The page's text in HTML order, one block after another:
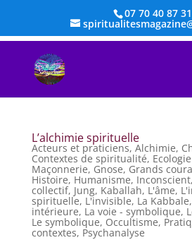
07 70 40 87 31
L’alchimie spirituelle
Acteurs et praticiens, Alchimie,
Contextes de spiritualité,
Maçonnerie, Gnose, Grands
Histoire, Humanisme, Inconscient,
collectif, Jung, Kaballah, L'âme,
spirituelle, L'invisible, La Kabbale,
intérieure, La voie - symbolique,
Le symbolique, Occultisme,
contextes, Psychanalyse